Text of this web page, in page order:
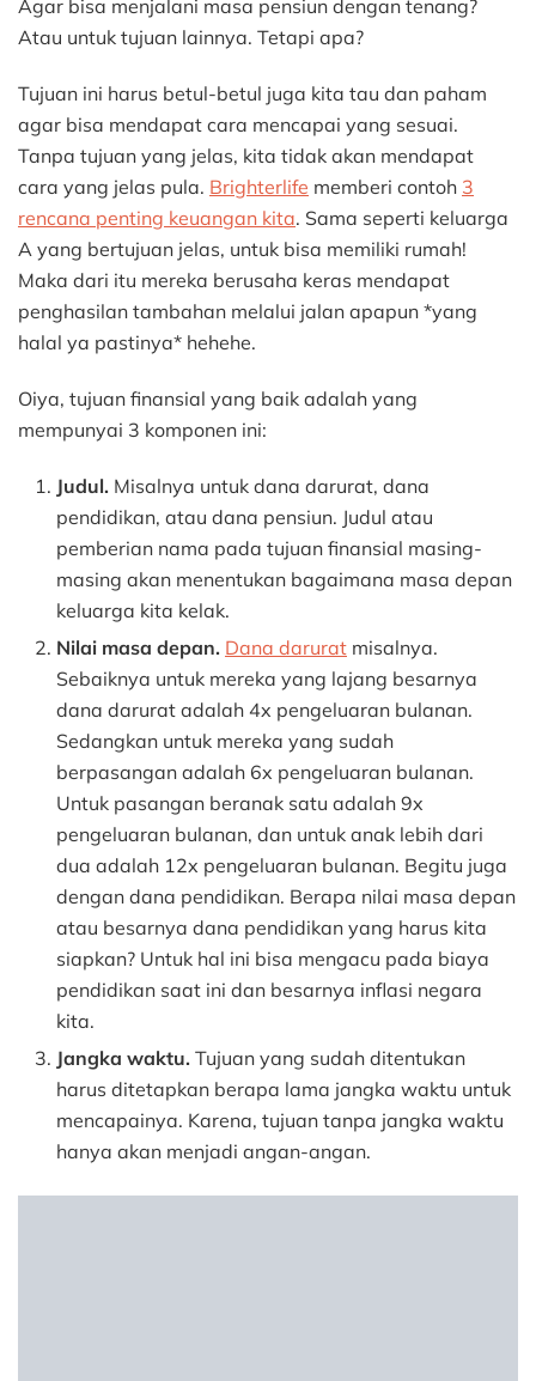
Agar bisa menjalani masa pensiun dengan tenang?
Atau untuk tujuan lainnya. Tetapi apa?
Tujuan ini harus betul-betul juga kita tau dan paham
agar bisa mendapat cara mencapai yang sesuai.
Tanpa tujuan yang jelas, kita tidak akan mendapat
cara yang jelas pula. Brighterlife memberi contoh 3
rencana penting keuangan kita. Sama seperti keluarga
A yang bertujuan jelas, untuk bisa memiliki rumah!
Maka dari itu mereka berusaha keras mendapat
penghasilan tambahan melalui jalan apapun *yang
halal ya pastinya* hehehe.
Oiya, tujuan finansial yang baik adalah yang
mempunyai 3 komponen ini:
Judul. Misalnya untuk dana darurat, dana
pendidikan, atau dana pensiun. Judul atau
pemberian nama pada tujuan finansial masing-
masing akan menentukan bagaimana masa depan
keluarga kita kelak.
Nilai masa depan. Dana darurat misalnya.
Sebaiknya untuk mereka yang lajang besarnya
dana darurat adalah 4x pengeluaran bulanan.
Sedangkan untuk mereka yang sudah
berpasangan adalah 6x pengeluaran bulanan.
Untuk pasangan beranak satu adalah 9x
pengeluaran bulanan, dan untuk anak lebih dari
dua adalah 12x pengeluaran bulanan. Begitu juga
dengan dana pendidikan. Berapa nilai masa depan
atau besarnya dana pendidikan yang harus kita
siapkan? Untuk hal ini bisa mengacu pada biaya
pendidikan saat ini dan besarnya inflasi negara
kita.
Jangka waktu. Tujuan yang sudah ditentukan
harus ditetapkan berapa lama jangka waktu untuk
mencapainya. Karena, tujuan tanpa jangka waktu
hanya akan menjadi angan-angan.